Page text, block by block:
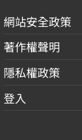
網站安全政策
著作權聲明
隱私權政策
登入